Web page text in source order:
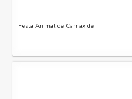
Festa Animal de Carnaxide